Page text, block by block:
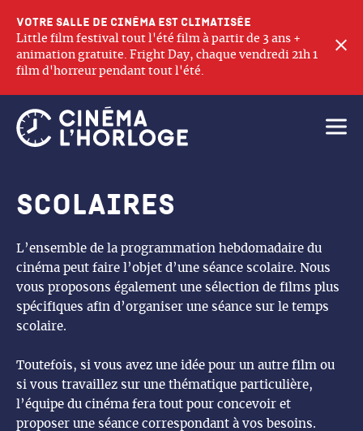
Votre salle de cinéma est climatisée
Little film festival tout l'été film à partir de 3 ans +
animation gratuite. Fright Day, chaque vendredi 21h 1
film d'horreur pendant tout l'été.
Scolaires
L’ensemble de la programmation hebdomadaire du
cinéma peut faire l’objet d’une séance scolaire. Nous
vous proposons également une sélection de films plus
spécifiques afin d’organiser une séance sur le temps
scolaire.
Toutefois, si vous avez une idée pour un autre film ou
si vous travaillez sur une thématique particulière,
l’équipe du cinéma fera tout pour concevoir et
proposer une séance correspondant à vos besoins.